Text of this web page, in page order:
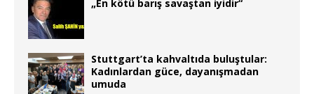
„En kötü barış savaştan iyidir“
Stuttgart’ta kahvaltıda buluştular:
Kadınlardan güce, dayanışmadan
umuda